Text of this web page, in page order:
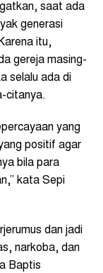
saat ada
generasi
itu,
gereja masing-
selalu ada di
citanya.
yang
positif agar
bila para
kata Sepi
dan jadi
narkoba, dan
Baptis